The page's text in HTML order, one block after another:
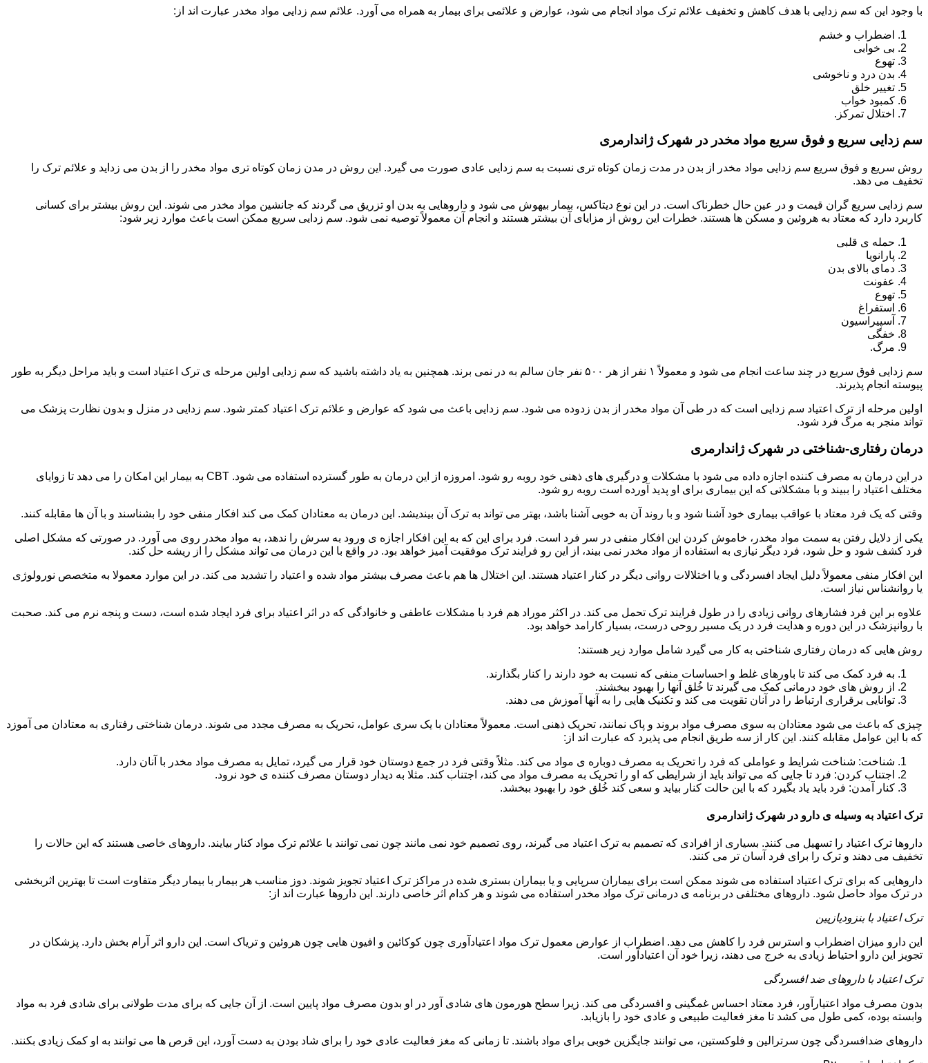
با وجود این که سم زدایی با هدف کاهش و تخفیف علائم ترک مواد انجام می شود، عوارض و علائمی برای بیمار به همراه می آورد. علائم سم زدایی مواد مخدر عبارت اند از:
اضطراب و خشم
بی خوابی
تهوع
بدن درد و ناخوشی
تغییر خلق
کمبود خواب
اختلال تمرکز.
سم زدایی سریع و فوق سریع مواد مخدر در شهرک ژاندارمری
روش سریع و فوق سریع سم زدایی مواد مخدر از بدن در مدت زمان کوتاه تری نسبت به سم زدایی عادی صورت می گیرد. این روش در مدن زمان کوتاه تری مواد مخدر را از بدن می زداید و علائم ترک را
تخفیف می دهد.
سم زدایی سریع گران قیمت و در عین حال خطرناک است. در این نوع دیتاکس، بیمار بیهوش می شود و داروهایی به بدن او تزریق می گردند که جانشین مواد مخدر می شوند. این روش بیشتر برای کسانی
کاربرد دارد که معتاد به هروئین و مسکن ها هستند. خطرات این روش از مزایای آن بیشتر هستند و انجام آن معمولاً توصیه نمی شود. سم زدایی سریع ممکن است باعث موارد زیر شود:
حمله ی قلبی
پارانویا
دمای بالای بدن
عفونت
تهوع
استفراغ
آسپیراسیون
خفگی
مرگ.
سم زدایی فوق سریع در چند ساعت انجام می شود و معمولاً ۱ نفر از هر ۵۰۰ نفر جان سالم به در نمی برند. همچنین به یاد داشته باشید که سم زدایی اولین مرحله ی ترک اعتیاد است و باید مراحل دیگر به طور
پیوسته انجام پذیرند.
اولین مرحله از ترک اعتیاد سم زدایی است که در طی آن مواد مخدر از بدن زدوده می شود. سم زدایی باعث می شود که عوارض و علائم ترک اعتیاد کمتر شود. سم زدایی در منزل و بدون نظارت پزشک می
تواند منجر به مرگ فرد شود.
درمان رفتاری-شناختی در شهرک ژاندارمری
در این درمان به مصرف کننده اجازه داده می شود با مشکلات و درگیری های ذهنی خود روبه رو شود. امروزه از این درمان به طور گسترده استفاده می شود. CBT به بیمار این امکان را می دهد تا زوایای
مختلف اعتیاد را ببیند و با مشکلاتی که این بیماری برای او پدید آورده است روبه رو شود.
وقتی که یک فرد معتاد با عواقب بیماری خود آشنا شود و با روند آن به خوبی آشنا باشد، بهتر می تواند به ترک آن بیندیشد. این درمان به معتادان کمک می کند افکار منفی خود را بشناسند و با آن ها مقابله کنند.
یکی از دلایل رفتن به سمت مواد مخدر، خاموش کردن این افکار منفی در سر فرد است. فرد برای این که به این افکار اجازه ی ورود به سرش را ندهد، به مواد مخدر روی می آورد. در صورتی که مشکل اصلی
فرد کشف شود و حل شود، فرد دیگر نیازی به استفاده از مواد مخدر نمی بیند، از این رو فرایند ترک موفقیت آمیز خواهد بود. در واقع با این درمان می تواند مشکل را از ریشه حل کند.
این افکار منفی معمولاً دلیل ایجاد افسردگی و یا اختلالات روانی دیگر در کنار اعتیاد هستند. این اختلال ها هم باعث مصرف بیشتر مواد شده و اعتیاد را تشدید می کند. در این موارد معمولا به متخصص نورولوژی
یا روانشناس نیاز است.
علاوه بر این فرد فشارهای روانی زیادی را در طول فرایند ترک تحمل می کند. در اکثر موراد هم فرد با مشکلات عاطفی و خانوادگی که در اثر اعتیاد برای فرد ایجاد شده است، دست و پنجه نرم می کند. صحبت
با روانپزشک در این دوره و هدایت فرد در یک مسیر روحی درست، بسیار کارامد خواهد بود.
روش هایی که درمان رفتاری شناختی به کار می گیرد شامل موارد زیر هستند:
به فرد کمک می کند تا باورهای غلط و احساسات منفی که نسبت به خود دارند را کنار بگذارند.
از روش های خود درمانی کمک می گیرند تا خُلق آنها را بهبود ببخشند.
توانایی برقراری ارتباط را در آنان تقویت می کند و تکنیک هایی را به آنها آموزش می دهند.
چیزی که باعث می شود معتادان به سوی مصرف مواد بروند و پاک نمانند، تحریک ذهنی است. معمولاً معتادان با یک سری عوامل، تحریک به مصرف مجدد می شوند. درمان شناختی رفتاری به معتادان می آموزد
که با این عوامل مقابله کنند. این کار از سه طریق انجام می پذیرد که عبارت اند از:
شناخت: شناخت شرایط و عواملی که فرد را تحریک به مصرف دوباره ی مواد می کند. مثلاً وقتی فرد در جمع دوستان خود قرار می گیرد، تمایل به مصرف مواد مخدر با آنان دارد.
اجتناب کردن: فرد تا جایی که می تواند باید از شرایطی که او را تحریک به مصرف مواد می کند، اجتناب کند. مثلا به دیدار دوستان مصرف کننده ی خود نرود.
کنار آمدن: فرد باید یاد بگیرد که با این حالت کنار بیاید و سعی کند خُلق خود را بهبود ببخشد.
ترک اعتیاد به وسیله ی دارو در شهرک ژاندارمری
داروها ترک اعتیاد را تسهیل می کنند. بسیاری از افرادی که تصمیم به ترک اعتیاد می گیرند، روی تصمیم خود نمی مانند چون نمی توانند با علائم ترک مواد کنار بیایند. داروهای خاصی هستند که این حالات را
تخفیف می دهند و ترک را برای فرد آسان تر می کنند.
داروهایی که برای ترک اعتیاد استفاده می شوند ممکن است برای بیماران سرپایی و یا بیماران بستری شده در مراکز ترک اعتیاد تجویز شوند. دوز مناسب هر بیمار با بیمار دیگر متفاوت است تا بهترین اثربخشی
در ترک مواد حاصل شود. داروهای مختلفی در برنامه ی درمانی ترک مواد مخدر استفاده می شوند و هر کدام اثر خاصی دارند. این داروها عبارت اند از:
ترک اعتیاد با بنزودیازپین
این دارو میزان اضطراب و استرس فرد را کاهش می دهد. اضطراب از عوارض معمول ترک مواد اعتیادآوری چون کوکائین و افیون هایی چون هروئین و تریاک است. این دارو اثر آرام بخش دارد. پزشکان در
تجویز این دارو احتیاط زیادی به خرج می دهند، زیرا خود آن اعتیادآور است.
ترک اعتیاد با داروهای ضد افسردگی
بدون مصرف مواد اعتیارآور، فرد معتاد احساس غمگینی و افسردگی می کند. زیرا سطح هورمون های شادی آور در او بدون مصرف مواد پایین است. از آن جایی که برای مدت طولانی برای شادی فرد به مواد
وابسته بوده، کمی طول می کشد تا مغز فعالیت طبیعی و عادی خود را بازیابد.
داروهای ضدافسردگی چون سرترالین و فلوکستین، می توانند جایگزین خوبی برای مواد باشند. تا زمانی که مغز فعالیت عادی خود را برای شاد بودن به دست آورد، این قرص ها می توانند به او کمک زیادی بکنند.